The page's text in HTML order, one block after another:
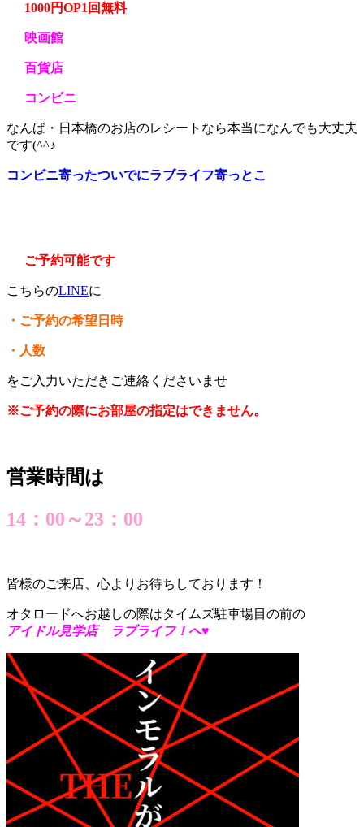
1000円OP1回無料
映画館
百貨店
コンビニ
なんば・日本橋のお店のレシートなら本当になんでも大丈夫
です(^^♪
コンビニ寄ったついでにラブライフ寄っとこ
ご予約可能です
こちらのLINEに
・ご予約の希望日時
・人数
をご入力いただきご連絡くださいませ
※ご予約の際にお部屋の指定はできません。
営業時間は
14：00～23：00
皆様のご来店、心よりお待ちしております！
オタロードへお越しの際はタイムズ駐車場目の前の
アイドル見学店 ラブライフ！へ♥